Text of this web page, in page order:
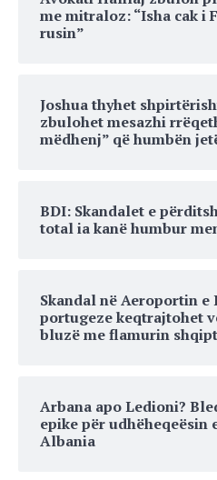
me mitraloz: “Isha cak i
rusin”
Joshua thyhet
zbulohet mesazhi
mëdhenj” që humbën
BDI: Skandalet e
total ia kanë humbur
Skandal në Aeroportin e
portugeze keqtrajtohet
bluzë me flamurin
Arbana apo Ledioni?
epike për udhëheqeësin
Albania